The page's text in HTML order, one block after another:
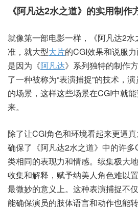
《阿凡达2水之道》的实用制作
就像第一部电影一样，《阿凡达2
准，就大型大片的CGI效果和说服
是因为《阿凡达》系列独特的制作
了一种被称为“表演捕捉”的技术，
的场景，这样这些场景在CGI中就
来。
除了让CGI角色和环境看起来更逼
确保了《阿凡达2水之道》中的许多
类相同的表现力和情感。续集极大
收集和解释，赋予纳美人角色难以
最微妙的意义上。这种表演捕捉不
能确保演员的肢体语言和动作也能